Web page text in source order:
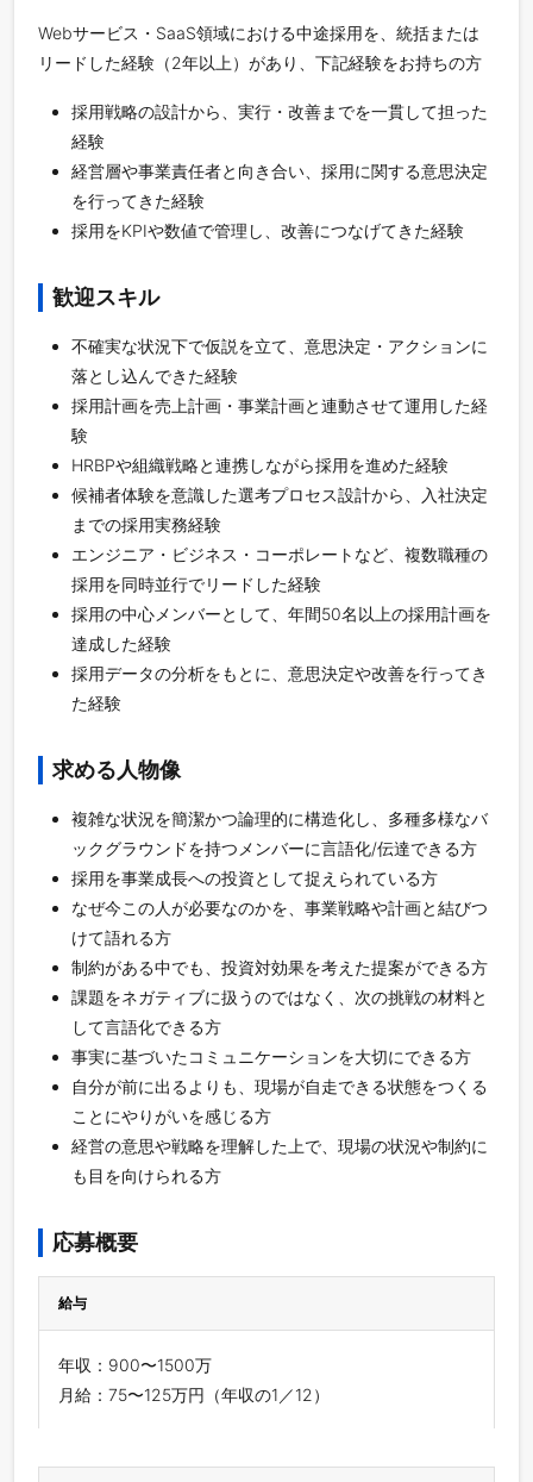
Webサービス・SaaS領域における中途採用を、統括または
リードした経験（2年以上）があり、下記経験をお持ちの方
採用戦略の設計から、実行・改善までを一貫して担った
経験
経営層や事業責任者と向き合い、採用に関する意思決定
を行ってきた経験
採用をKPIや数値で管理し、改善につなげてきた経験
歓迎スキル
不確実な状況下で仮説を立て、意思決定・アクションに
落とし込んできた経験
採用計画を売上計画・事業計画と連動させて運用した経
験
HRBPや組織戦略と連携しながら採用を進めた経験
候補者体験を意識した選考プロセス設計から、入社決定
までの採用実務経験
エンジニア・ビジネス・コーポレートなど、複数職種の
採用を同時並行でリードした経験
採用の中心メンバーとして、年間50名以上の採用計画を
達成した経験
採用データの分析をもとに、意思決定や改善を行ってき
た経験
求める人物像
複雑な状況を簡潔かつ論理的に構造化し、多種多様なバ
ックグラウンドを持つメンバーに言語化/伝達できる方
採用を事業成長への投資として捉えられている方
なぜ今この人が必要なのかを、事業戦略や計画と結びつ
けて語れる方
制約がある中でも、投資対効果を考えた提案ができる方
課題をネガティブに扱うのではなく、次の挑戦の材料と
して言語化できる方
事実に基づいたコミュニケーションを大切にできる方
自分が前に出るよりも、現場が自走できる状態をつくる
ことにやりがいを感じる方
経営の意思や戦略を理解した上で、現場の状況や制約に
も目を向けられる方
応募概要
給与
年収：900〜1500万
月給：75〜125万円（年収の1／12）